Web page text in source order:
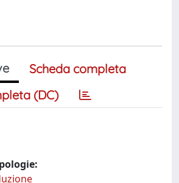
Scheda completa
(DC)